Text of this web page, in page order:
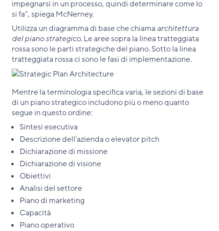
impegnarsi in un processo, quindi determinare come lo
si fa", spiega McNerney.
Utilizza un diagramma di base che chiama architettura
del piano strategico. Le aree sopra la linea tratteggiata
rossa sono le parti strategiche del piano. Sotto la linea
tratteggiata rossa ci sono le fasi di implementazione.
Mentre la terminologia specifica varia, le sezioni di base
di un piano strategico includono più o meno quanto
segue in questo ordine:
Sintesi esecutiva
Descrizione dell'azienda o elevator pitch
Dichiarazione di missione
Dichiarazione di visione
Obiettivi
Analisi del settore
Piano di marketing
Capacità
Piano operativo